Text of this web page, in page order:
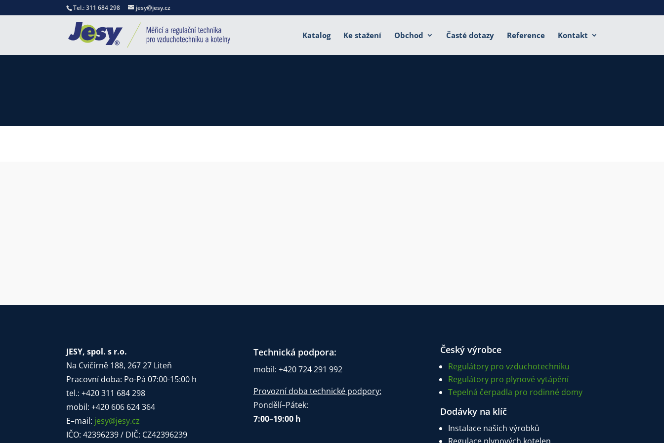
Tel.: 311 684 298 jesy@jesy.cz
Katalog Ke stažení Obchod Časté dotazy Reference Kontakt
JESY, spol. s r.o.
Na Cvičírně 188, 267 27 Liteň
Pracovní doba: Po-Pá 07:00-15:00 h
tel.: +420 311 684 298
mobil: +420 606 624 364
E–mail: jesy@jesy.cz
IČO: 42396239 / DIČ: CZ42396239
Technická podpora:
mobil: +420 724 291 992
Provozní doba technické podpory:
Pondělí–Pátek:
7:00–19:00 h
Český výrobce
Regulátory pro vzduchotechniku
Regulátory pro plynové vytápění
Tepelná čerpadla pro rodinné domy
Dodávky na klíč
Instalace našich výrobků